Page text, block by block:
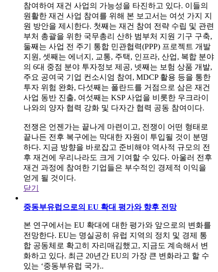
참여하여 재건 사업의 가능성을 타진하고 있다. 이들의
원활한 재건 사업 참여를 위해 본 보고서는 여섯 가지 지
원 방안을 제시한다. 첫째는 재건 참여 전략 수립 및 관련
부처 총괄을 위한 국무총리 산하 범부처 지원 기구 구축,
둘째는 사업 전 주기 통합 민관협력(PPP) 프로젝트 개발
지원, 셋째는 에너지, 교통, 주택, 인프라, 산업, 복합 분야
의 6대 중점 분야 투자정보 제공, 넷째는 보험 상품 개발,
주요 공여국 기업 컨소시엄 참여, MDCP 활용 등을 통한
투자 위험 완화, 다섯째는 폴란드를 거점으로 삼은 재건
사업 동반 진출, 여섯째는 KSP 사업을 비롯한 우크라이
나와의 양자 협력 강화 및 다자간 협력 공동 참여이다.
전쟁은 언젠가는 끝나게 마련이고, 전쟁이 어떤 형태로
끝나든 전후 복구에는 막대한 자원이 투입될 것이 분명
하다. 지금 방향을 바로잡고 준비해야 역사적 규모의 전
후 재건에 우리나라도 크게 기여할 수 있다. 아울러 전후
재건 과정에 참여한 기업들은 부수적인 경제적 이익을
얻게 될 것이다.
닫기
중동부유럽으로의 EU 확대 평가와 향후 전망
본 연구에서는 EU 확대에 대한 평가와 앞으로의 변화를
전망한다. EU는 명실공히 유럽 지역의 정치 및 경제 통
합 공동체로 확고히 자리매김했고, 지금도 계속해서 변
화하고 있다. 최근 20년간 EU의 가장 큰 변화라고 할 수
있는 ‘중동부유럽 국가..